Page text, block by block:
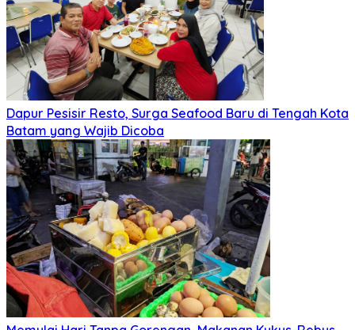
Dapur Pesisir Resto, Surga Seafood Baru di Tengah Kota
Batam yang Wajib Dicoba